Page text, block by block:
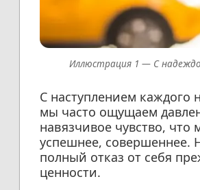
С
С наступлением каждого
мы часто ощущаем
навязчивое чувство,
успешнее, совершеннее.
полный отказ от себя
ценности.